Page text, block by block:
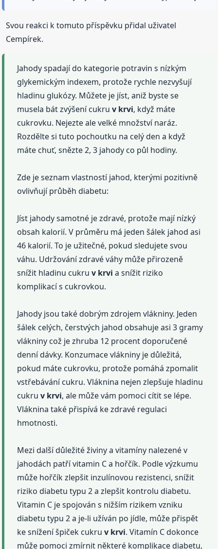
Svou reakci k tomuto příspěvku přidal uživatel
Cempírek.
Jahody spadají do kategorie potravin s nízkým
glykemickým indexem, protože rychle nezvyšují
hladinu glukózy. Můžete je jíst, aniž byste se
musela bát zvýšení cukruv krvi, když máte
cukrovku. Nejezte ale velké množství naráz.
Rozdělte si tuto pochoutku na celý den a když
máte chuť, snězte 2, 3 jahody co půl hodiny.
Zde je seznam vlastností jahod, kterými pozitivně
ovlivňují průběh diabetu:
Jíst jahody samotné je zdravé, protože mají nízký
obsah kalorií. V průměru má jeden šálek jahod asi
46 kalorií. To je užitečné, pokud sledujete svou
váhu. Udržování zdravé váhy může přirozeně
snížit hladinu cukruv krvi a snížit riziko
komplikací s cukrovkou.
Jahody jsou také dobrým zdrojem vlákniny. Jeden
šálek celých, čerstvých jahod obsahuje asi 3 gramy
vlákniny což je zhruba 12 procent doporučené
denní dávky. Konzumace vlákniny je důležitá,
pokud máte cukrovku, protože pomáhá zpomalit
vstřebávání cukru. Vláknina nejen zlepšuje hladinu
cukruv krvi, ale může vám pomoci cítit se lépe.
Vláknina také přispívá ke zdravé regulaci
hmotnosti.
Mezi další důležité živiny a vitamíny nalezené v
jahodách patří vitamin C a hořčík. Podle výzkumu
může hořčík zlepšit inzulínovou rezistenci, snížit
riziko diabetu typu 2 a zlepšit kontrolu diabetu.
Vitamin C je spojován s nižším rizikem vzniku
diabetu typu 2 a je-li užíván po jídle, může přispět
ke snížení špiček cukruv krvi. Vitamín C dokonce
může pomoci zmírnit některé komplikace diabetu,